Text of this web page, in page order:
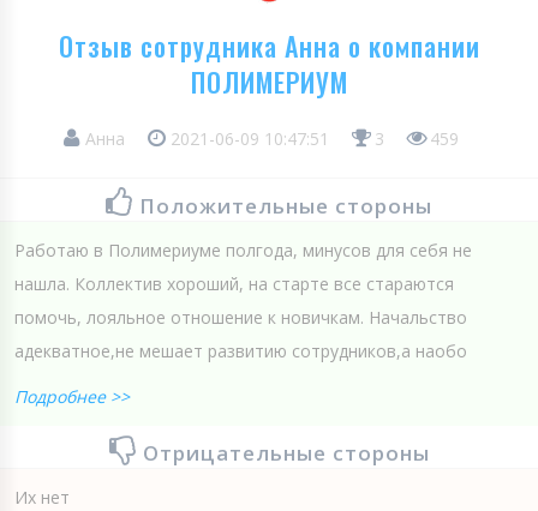
Отзыв сотрудника Анна о компании
ПОЛИМЕРИУМ
Анна 2021-06-09 10:47:51 3 459
Положительные стороны
Работаю в Полимериуме полгода, минусов для себя не
нашла. Коллектив хороший, на старте все стараются
помочь, лояльное отношение к новичкам. Начальство
адекватное,не мешает развитию сотрудников,а наобо
Подробнее >>
Отрицательные стороны
Их нет